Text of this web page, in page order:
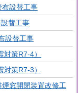
布設替工事
替工事
設替工事
策R7-4）
策R7-3）
煙窓開閉装置改修工